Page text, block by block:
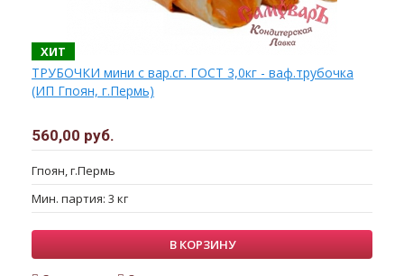
ХИТ
ТРУБОЧКИ мини с вар.сг. ГОСТ 3,0кг - ваф.трубочка
(ИП Гпоян, г.Пермь)
560,00 руб.
Гпоян, г.Пермь
Мин. партия: 3 кг
В КОРЗИНУ